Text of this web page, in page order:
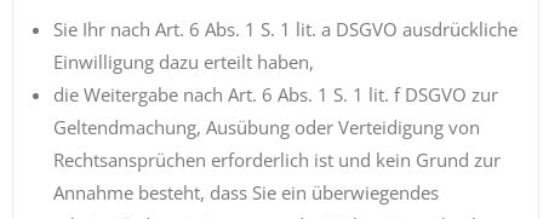
Sie Ihr nach Art. 6 Abs. 1 S. 1 lit. a DSGVO ausdrückliche
Einwilligung dazu erteilt haben,
die Weitergabe nach Art. 6 Abs. 1 S. 1 lit. f DSGVO zur
Geltendmachung, Ausübung oder Verteidigung von
Rechtsansprüchen erforderlich ist und kein Grund zur
Annahme besteht, dass Sie ein überwiegendes